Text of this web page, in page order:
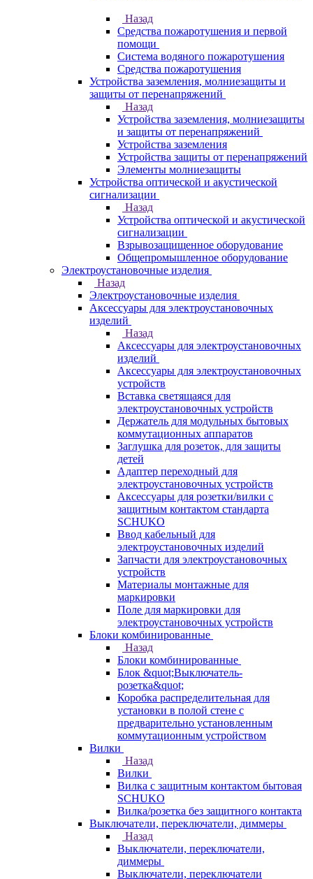
Назад
Средства пожаротушения и первой
помощи
Система водяного пожаротушения
Средства пожаротушения
Устройства заземления, молниезащиты и
защиты от перенапряжений
Назад
Устройства заземления, молниезащиты
и защиты от перенапряжений
Устройства заземления
Устройства защиты от перенапряжений
Элементы молниезащиты
Устройства оптической и акустической
сигнализации
Назад
Устройства оптической и акустической
сигнализации
Взрывозащищенное оборудование
Общепромышленное оборудование
Электроустановочные изделия
Назад
Электроустановочные изделия
Аксессуары для электроустановочных
изделий
Назад
Аксессуары для электроустановочных
изделий
Аксессуары для электроустановочных
устройств
Вставка светящаяся для
электроустановочных устройств
Держатель для модульных бытовых
коммутационных аппаратов
Заглушка для розеток, для защиты
детей
Адаптер переходный для
электроустановочных устройств
Аксессуары для розетки/вилки с
защитным контактом стандарта
SCHUKO
Ввод кабельный для
электроустановочных изделий
Запчасти для электроустановочных
устройств
Материалы монтажные для
маркировки
Поле для маркировки для
электроустановочных устройств
Блоки комбинированные
Назад
Блоки комбинированные
Блок &quot;Выключатель-
розетка&quot;
Коробка распределительная для
установки в полой стене с
предварительно установленным
коммутационным устройством
Вилки
Назад
Вилки
Вилка с защитным контактом бытовая
SCHUKO
Вилка/розетка без защитного контакта
Выключатели, переключатели, диммеры
Назад
Выключатели, переключатели,
диммеры
Выключатели, переключатели